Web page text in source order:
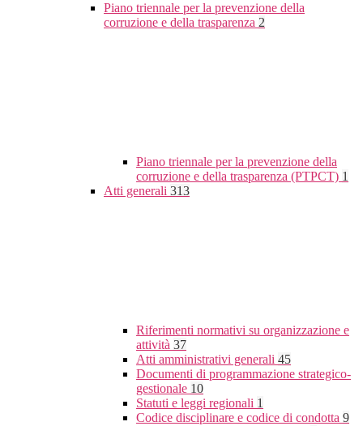
Piano triennale per la prevenzione della
corruzione e della trasparenza 2
Piano triennale per la prevenzione della
corruzione e della trasparenza (PTPCT) 1
Atti generali 313
Riferimenti normativi su organizzazione e
attività 37
Atti amministrativi generali 45
Documenti di programmazione strategico-
gestionale 10
Statuti e leggi regionali 1
Codice disciplinare e codice di condotta 9